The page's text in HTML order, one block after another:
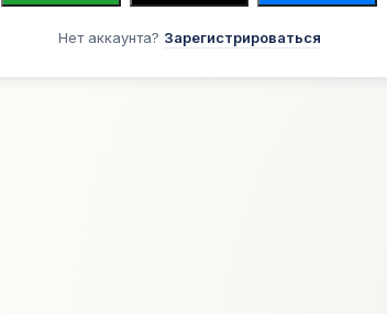
Нет аккаунта? Зарегистрироваться